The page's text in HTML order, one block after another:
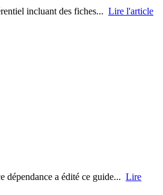
incluant des fiches... Lire l'article
dépendance a édité ce guide... Lire